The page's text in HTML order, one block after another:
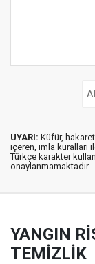
UYARI: Küfür,
içeren, imla kuralları
Türkçe karakter
onaylanmamaktadır.
YANGIN
TEMİZLİK